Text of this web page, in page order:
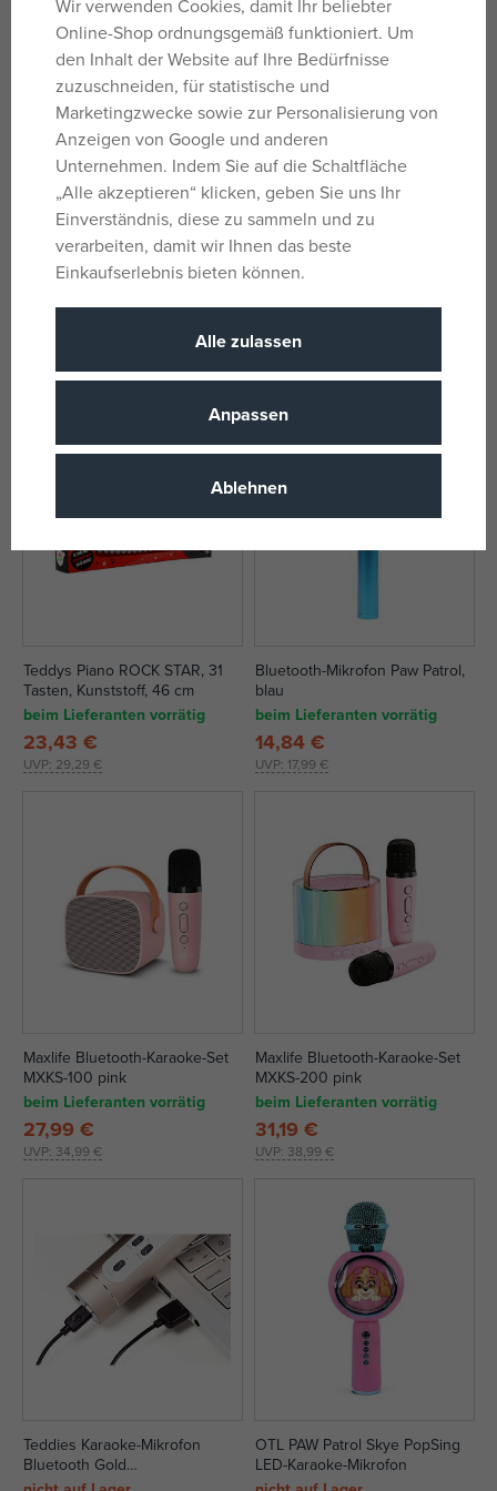
Karaoke-Mikrofon, pink,
batteriebetrieben, in einer Box
18,09 €
Teddys Bluetooth-Karaoke-
Mikrofon, silberfarben,
Kabel
UVP:40,99 €
32,79 €
Teddys Piano ROCK STAR, 31
Tasten, Kunststoff, 46 cm
beim Lieferanten vorrätig
UVP: 29,29 €
23,43 €
Bluetooth-Mikrofon Paw Patrol,
blau
beim Lieferanten vorrätig
UVP: 17,99 €
14,84 €
Maxlife Bluetooth-Karaoke-Set
MXKS-100 pink
beim Lieferanten vorrätig
UVP: 34,99 €
27,99 €
Maxlife Bluetooth-Karaoke-Set
MXKS-200 pink
beim Lieferanten vorrätig
UVP: 38,99 €
31,19 €
Teddies Karaoke-Mikrofon
Bluetooth Gold
batteriebetrieben mit USB-
OTL PAW Patrol Skye PopSing
LED-Karaoke-Mikrofon
Wir verwenden Cookies, damit Ihr beliebter
Online-Shop ordnungsgemäß funktioniert. Um
den Inhalt der Website auf Ihre Bedürfnisse
zuzuschneiden, für statistische und
Marketingzwecke sowie zur Personalisierung von
Anzeigen von Google und anderen
Unternehmen. Indem Sie auf die Schaltfläche
„Alle akzeptieren“ klicken, geben Sie uns Ihr
Einverständnis, diese zu sammeln und zu
verarbeiten, damit wir Ihnen das beste
Einkaufserlebnis bieten können.
Alle zulassen
Anpassen
Ablehnen